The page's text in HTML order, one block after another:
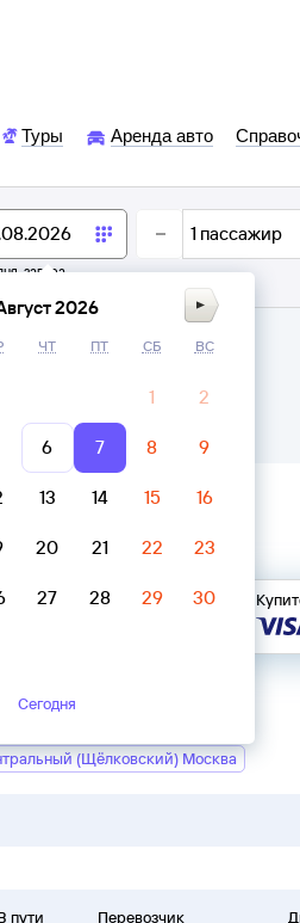
Туры Аренда авто
завтра
1 пассажир
→ Алатырь
расписание
(Щёлковский) Москва
пути Перевозчик
2026
ЧТ ПТ СБ ВС
1 2
6 7 8 9
13 14 15 16
20 21 22 23
27 28 29 30
Сегодня